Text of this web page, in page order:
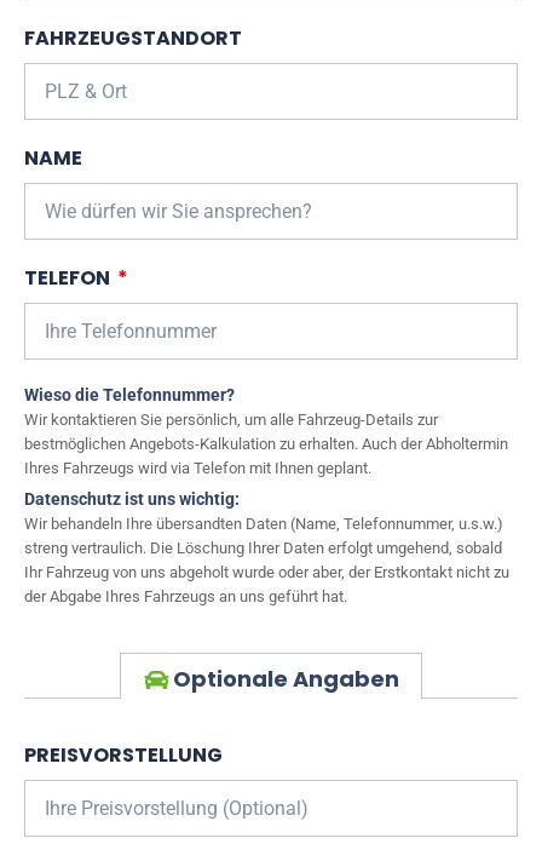
FAHRZEUGSTANDORT
NAME
TELEFON
Wieso die Telefonnummer?
Wir kontaktieren Sie persönlich, um alle Fahrzeug-Details zur
bestmöglichen Angebots-Kalkulation zu erhalten. Auch der Abholtermin
Ihres Fahrzeugs wird via Telefon mit Ihnen geplant.
Datenschutz ist uns wichtig:
Wir behandeln Ihre übersandten Daten (Name, Telefonnummer, u.s.w.)
streng vertraulich. Die Löschung Ihrer Daten erfolgt umgehend, sobald
Ihr Fahrzeug von uns abgeholt wurde oder aber, der Erstkontakt nicht zu
der Abgabe Ihres Fahrzeugs an uns geführt hat.
Optionale Angaben
PREISVORSTELLUNG